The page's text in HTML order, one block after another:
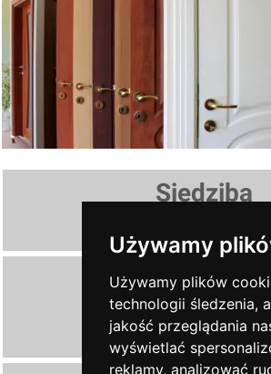
Używamy
Używamy plików
technologii śledzenia,
jakość przeglądania
wyświetlać
reklamy, analizować
Siedziba
Oddziały
PRZEMYŚL, ul. Jasińskiego
JAROSŁAW, Krakowska